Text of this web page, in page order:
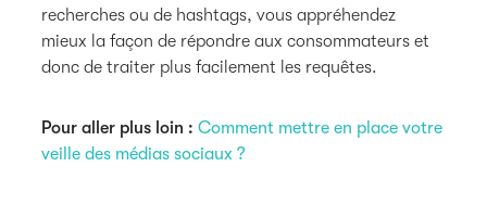
recherches ou de hashtags, vous appréhendez
mieux la façon de répondre aux consommateurs et
donc de traiter plus facilement les requêtes.
Pour aller plus loin :Comment mettre en place votre
veille des médias sociaux ?